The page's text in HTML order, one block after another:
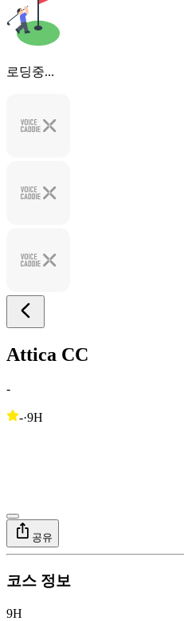
로딩중...
Attica CC
-
-·9H
공유
코스 정보
9H